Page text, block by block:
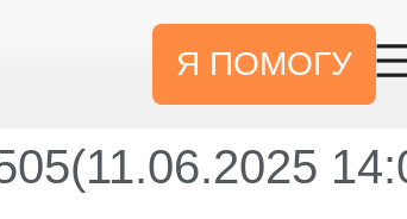
Я ПОМОГУ